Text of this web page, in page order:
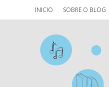
INICIO SOBRE O BLOG